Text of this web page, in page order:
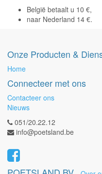
België betaalt u 10 €,
naar Nederland 14 €.
Onze Producten &
Home
Connecteer met ons
Contacteer ons
Nieuws
051/20.22.12
info@poetsland.be